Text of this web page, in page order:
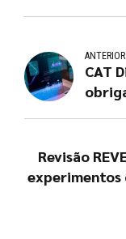
ANTERIOR
CAT
Revisão
experimentos